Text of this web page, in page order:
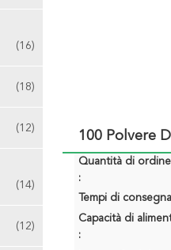
(16)
(18)
(12)
(14)
(12)
100 Polvere
Quantità di
:
Tempi di
Capacità di
: